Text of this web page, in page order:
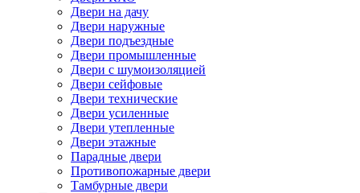
Двери на дачу
Двери наружные
Двери подъездные
Двери промышленные
Двери с шумоизоляцией
Двери сейфовые
Двери технические
Двери усиленные
Двери утепленные
Двери этажные
Парадные двери
Противопожарные двери
Тамбурные двери